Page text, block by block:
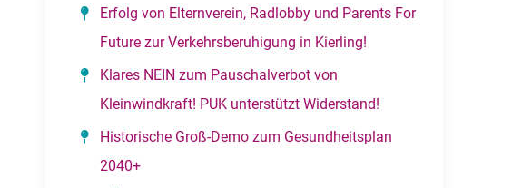
Erfolg von Elternverein, Radlobby und Parents For
Future zur Verkehrsberuhigung in Kierling!
Klares NEIN zum Pauschalverbot von
Kleinwindkraft! PUK unterstützt Widerstand!
Historische Groß-Demo zum Gesundheitsplan
2040+